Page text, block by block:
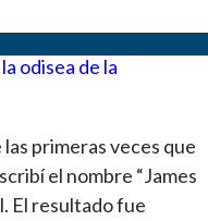
odisea de la
primeras veces que
el nombre “James
El resultado fue